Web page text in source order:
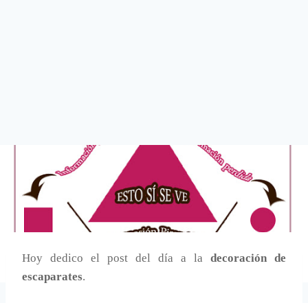
Hoy dedico el post del día a la decoración de
escaparates.